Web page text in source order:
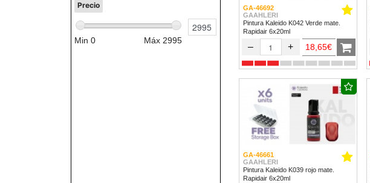
Precio
Min 0 Máx 2995
GA-46692
GAAHLERI
Pintura Kaleido K042 Verde mate.
Rapidair 6x20ml
– + 18,65€
GA-46661
GAAHLERI
Pintura Kaleido K039 rojo mate.
Rapidair 6x20ml